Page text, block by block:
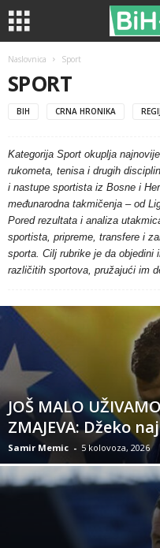
Naslovnica Sport
SPORT
BIH CRNA HRONIKA
Kategorija Sport okuplja
rukometa, tenisa i drugih
i nastupe sportista iz Bosne i
međunarodna takmičenja – od
Pored rezultata i analiza
sportista, pripreme, transfere i
sporta. Cilj rubrike je da
različitih sportova, pružajući im
JOŠ MALO
ZMAJEVA: Džeko
Samir Memic - 5 kolovoza, 2026